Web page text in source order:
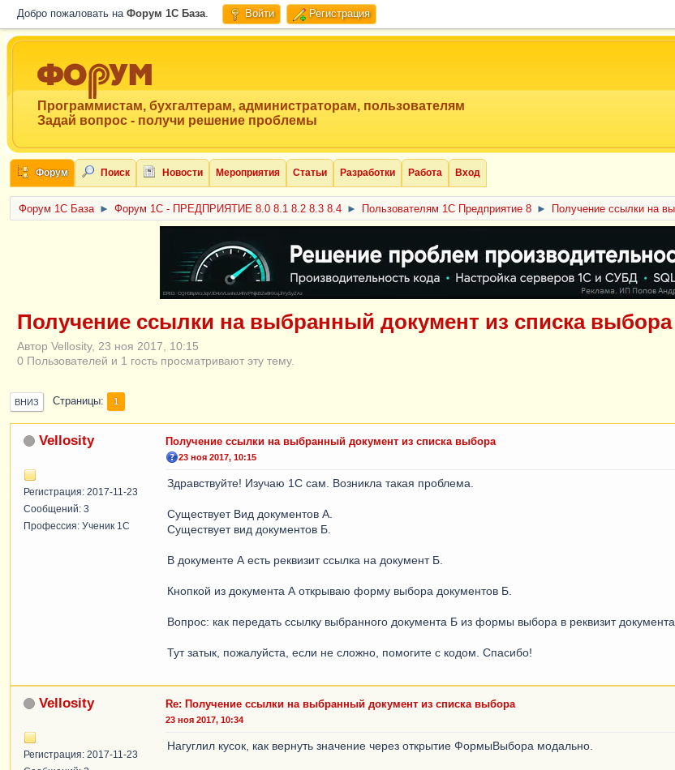
Добро пожаловать на Форум 1C База. Войти Регистрация
Программистам, бухгалтерам, администраторам, пользователям
Задай вопрос - получи решение проблемы
Форум Поиск Новости Мероприятия Статьи Разработки Работа Вход
Форум 1C База ► Форум 1С - ПРЕДПРИЯТИЕ 8.0 8.1 8.2 8.3 8.4 ► Пользователям 1С Предприятие 8 ► Получение ссылки на
ERID: CQH36pWzJqVJD4xVLsnhcU4hVPNjkBZe8KKxjJiYySyZAz
Получение ссылки на выбранный документ из списка выбора
Автор Vellosity, 23 ноя 2017, 10:15
0 Пользователей и 1 гость просматривают эту тему.
ВНИЗ Страницы 1
Vellosity
Регистрация: 2017-11-23
Сообщений: 3
Профессия: Ученик 1С
Получение ссылки на выбранный документ из списка выбора
23 ноя 2017, 10:15
Здравствуйте! Изучаю 1С сам. Возникла такая проблема.
Существует Вид документов А.
Существует вид документов Б.
В документе А есть реквизит ссылка на документ Б.
Кнопкой из документа А открываю форму выбора документов Б.
Вопрос: как передать ссылку выбранного документа Б из формы выбора в реквизит
Тут затык, пожалуйста, если не сложно, помогите с кодом. Спасибо!
Vellosity
Регистрация: 2017-11-23
Re: Получение ссылки на выбранный документ из списка выбора
23 ноя 2017, 10:34
Нагуглил кусок, как вернуть значение через открытие ФормыВыбора модально.